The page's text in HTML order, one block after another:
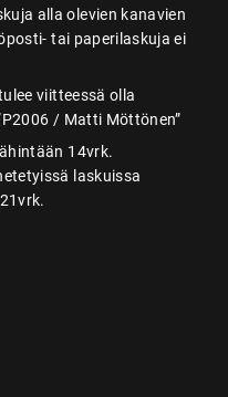
alla olevien kanavien
tai paperilaskuja ei
viitteessä olla
/ Matti Möttönen”
14vrk.
laskuissa